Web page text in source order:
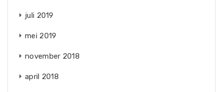
juli 2019
mei 2019
november 2018
april 2018